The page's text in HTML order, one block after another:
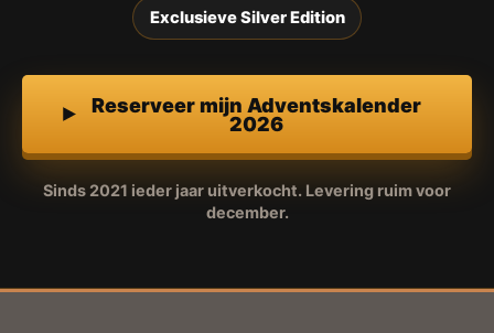
Exclusieve Silver Edition
Reserveer mijn Adventskalender
2026
Sinds 2021 ieder jaar uitverkocht. Levering ruim voor
december.